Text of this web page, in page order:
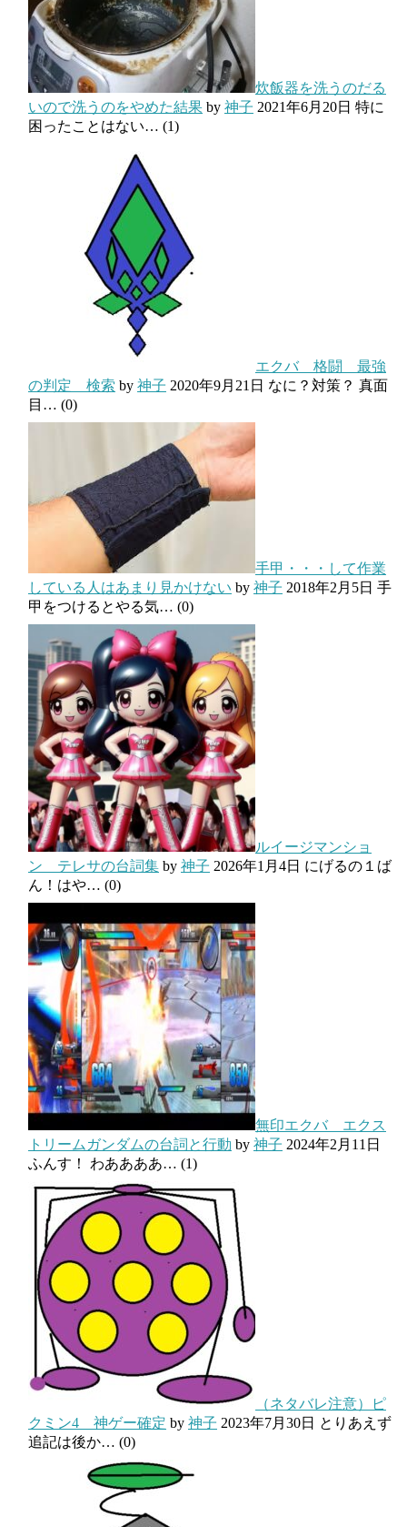
炊飯器を洗うのだる
いので洗うのをやめた結果 by 神子 2021年6月20日 特に
困ったことはない… (1)
エクバ 格闘 最強
の判定 検索 by 神子 2020年9月21日 なに？対策？ 真面
目… (0)
手甲・・・して作業
している人はあまり見かけない by 神子 2018年2月5日 手
甲をつけるとやる気… (0)
ルイージマンショ
ン テレサの台詞集 by 神子 2026年1月4日 にげるの１ば
ん！はや… (0)
無印エクバ エクス
トリームガンダムの台詞と行動 by 神子 2024年2月11日
ふんす！ わああああ… (1)
（ネタバレ注意）ピ
クミン4 神ゲー確定 by 神子 2023年7月30日 とりあえず
追記は後か… (0)